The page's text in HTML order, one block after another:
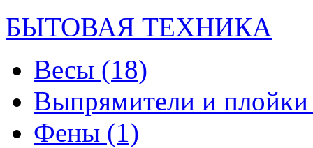
БЫТОВАЯ ТЕХНИКА
Весы (18)
Выпрямители и
Фены (1)